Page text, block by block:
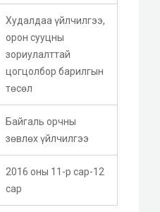
Худалдаа үйлчилгээ,
орон сууцны
зориулалттай
цогцолбор барилгын
төсөл
Байгаль орчны
зөвлөх үйлчилгээ
2016 оны 11-р сар-12
сар